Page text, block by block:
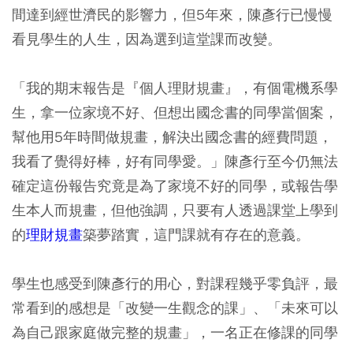
間達到經世濟民的影響力，但5年來，陳彥行已慢慢
看見學生的人生，因為選到這堂課而改變。
「我的期末報告是『個人理財規畫』，有個電機系學
生，拿一位家境不好、但想出國念書的同學當個案，
幫他用5年時間做規畫，解決出國念書的經費問題，
我看了覺得好棒，好有同學愛。」陳彥行至今仍無法
確定這份報告究竟是為了家境不好的同學，或報告學
生本人而規畫，但他強調，只要有人透過課堂上學到
的理財規畫築夢踏實，這門課就有存在的意義。
學生也感受到陳彥行的用心，對課程幾乎零負評，最
常看到的感想是「改變一生觀念的課」、「未來可以
為自己跟家庭做完整的規畫」，一名正在修課的同學